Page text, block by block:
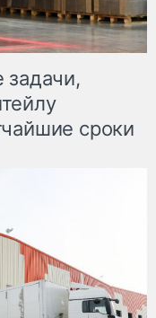
задачи,
сроки